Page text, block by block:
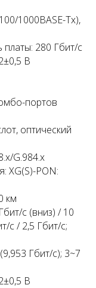
1000BASE-Tx),
280 Гбит/с
В
портов
оптический
G.984.x
XG(S)-PON:
км
с (вниз) / 10
с / 2,5 Гбит/с;
Гбит/с); 3~7
В